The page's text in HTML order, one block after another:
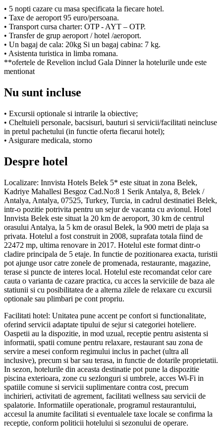
• 5 nopti cazare cu masa specificata la fiecare hotel.
• Taxe de aeroport 95 euro/persoana.
• Transport cursa charter: OTP - AYT – OTP.
• Transfer de grup aeroport / hotel /aeroport.
• Un bagaj de cala: 20kg Si un bagaj cabina: 7 kg.
• Asistenta turistica in limba romana.
**ofertele de Revelion includ Gala Dinner la hotelurile unde este
mentionat
Nu sunt incluse
• Excursii optionale si intrarile la obiective;
• Cheltuieli personale, bacsisuri, bauturi si servicii/facilitati neincluse
in pretul pachetului (in functie oferta fiecarui hotel);
• Asigurare medicala, storno
Despre hotel
Localizare: Innvista Hotels Belek 5* este situat in zona Belek,
Kadriye Mahallesi Besgoz Cad.No:8 1 Serik Antalya, 8, Belek /
Antalya, Antalya, 07525, Turkey, Turcia, in cadrul destinatiei Belek,
intr-o pozitie potrivita pentru un sejur de vacanta cu avionul. Hotel
Innvista Belek este situat la 20 km de aeroport, 30 km de centrul
orasului Antalya, la 5 km de orasul Belek, la 900 metri de plaja sa
privata. Hotelul a fost construit in 2008, suprafata totala fiind de
22472 mp, ultima renovare in 2017. Hotelul este format dintr-o
cladire principala de 5 etaje. In functie de pozitionarea exacta, turistii
pot ajunge usor catre zonele de promenada, restaurante, magazine,
terase si puncte de interes local. Hotelul este recomandat celor care
cauta o varianta de cazare practica, cu acces la serviciile de baza ale
statiunii si cu posibilitatea de a alterna zilele de relaxare cu excursii
optionale sau plimbari pe cont propriu.
Facilitati hotel: Unitatea pune accent pe confort si functionalitate,
oferind servicii adaptate tipului de sejur si categoriei hoteliere.
Oaspetii au la dispozitie, in mod uzual, receptie pentru asistenta si
informatii, spatii comune pentru relaxare, restaurant sau zona de
servire a mesei conform regimului inclus in pachet (ultra all
inclusive), precum si bar sau terasa, in functie de dotarile proprietatii.
In sezon, hotelurile din aceasta destinatie pot pune la dispozitie
piscina exterioara, zone cu sezlonguri si umbrele, acces Wi-Fi in
spatiile comune si servicii suplimentare contra cost, precum
inchirieri, activitati de agrement, facilitati wellness sau servicii de
spalatorie. Informatiile operationale, programul restaurantului,
accesul la anumite facilitati si eventualele taxe locale se confirma la
receptie, conform politicii hotelului si sezonului de operare.